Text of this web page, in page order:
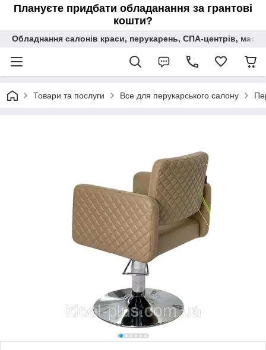
Плануєте придбати обладанання за грантові
кошти?
Обладнання салонів краси, перукарень, СПА-центрів,
Товари та послуги Все для перукарського салону